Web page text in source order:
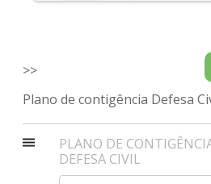
loading. For more
info, FAQs and
DearFlip
documentation.
Plano de contigência Defesa
PLANO DE
DEFESA CIVIL